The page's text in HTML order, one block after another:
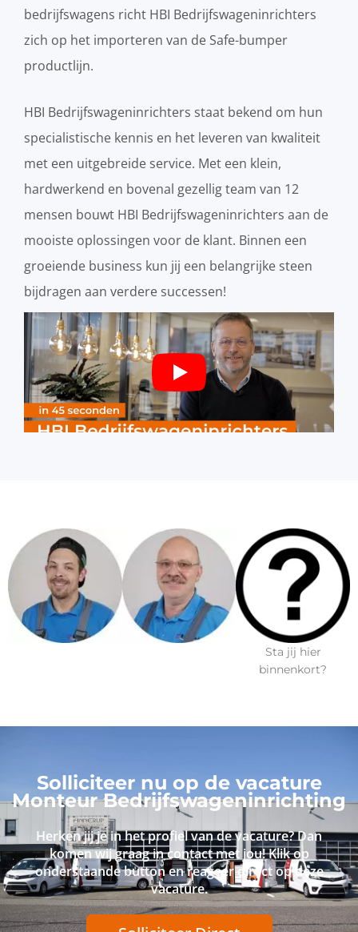
bedrijfswagens richt HBI Bedrijfswageninrichters
zich op het importeren van de Safe-bumper
productlijn.
HBI Bedrijfswageninrichters staat bekend om hun
specialistische kennis en het leveren van kwaliteit
met een uitgebreide service. Met een klein,
hardwerkend en bovenal gezellig team van 12
mensen bouwt HBI Bedrijfswageninrichters aan de
mooiste oplossingen voor de klant. Binnen een
groeiende business kun jij een belangrijke steen
bijdragen aan verdere successen!
Sta jij hier
binnenkort?
Solliciteer nu op de vacature
Monteur Bedrijfswageninrichting
Herken jij je in het profiel van de vacature? Dan
komen wij graag in contact met jou! Klik op
onderstaande button en reageer direct op deze
vacature.